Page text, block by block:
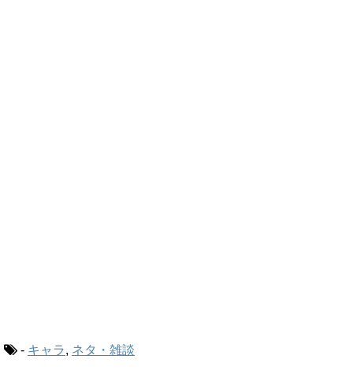
- キャラ, ネタ・雑談